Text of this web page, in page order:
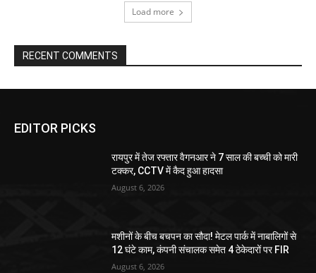
Load more
RECENT COMMENTS
EDITOR PICKS
रायपुर में तेज रफ्तार वैगनआर ने 7 साल की बच्ची को मारी
टक्कर, CCTV में कैद हुआ हादसा
August 6, 2026
मशीनों के बीच बचपन का सौदा! मेटल पार्क में नाबालिगों से
12 घंटे काम, कंपनी संचालक समेत 4 ठेकेदारों पर FIR
August 6, 2026